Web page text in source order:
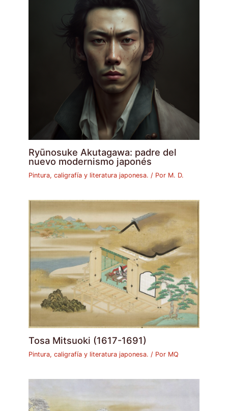
Ryūnosuke Akutagawa: padre del
nuevo modernismo japonés
Pintura, caligrafía y literatura japonesa. / Por M. D.
Tosa Mitsuoki (1617-1691)
Pintura, caligrafía y literatura japonesa. / Por MQ